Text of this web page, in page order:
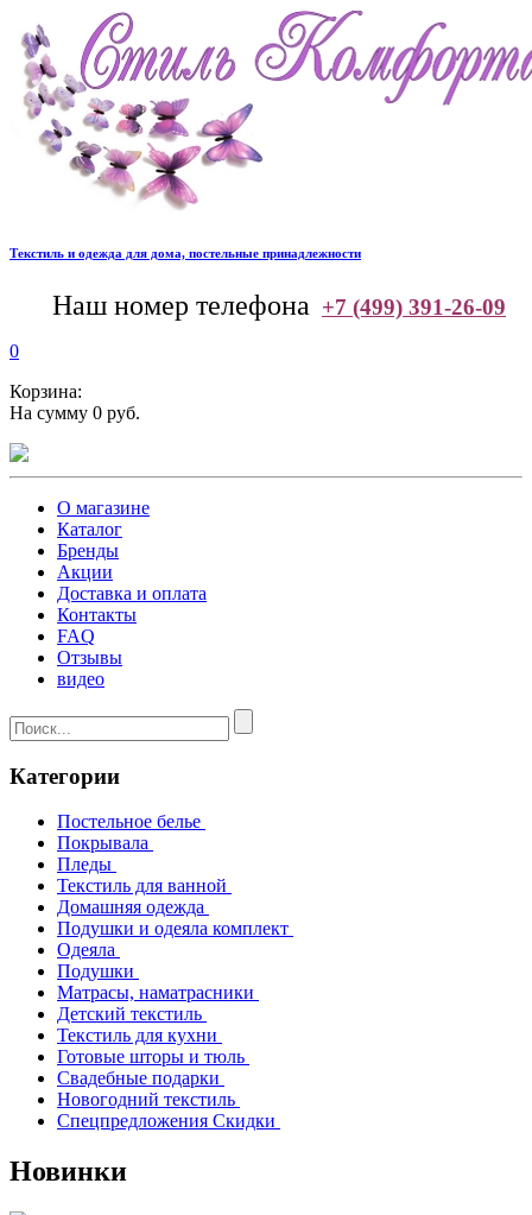
Текстиль и одежда для дома, постельные принадлежности
Наш номер телефона +7 (499) 391-26-09
0
Корзина:
На сумму 0 руб.
О магазине
Каталог
Бренды
Акции
Доставка и оплата
Контакты
FAQ
Отзывы
видео
Категории
Постельное белье
Покрывала
Пледы
Текстиль для ванной
Домашняя одежда
Подушки и одеяла комплект
Одеяла
Подушки
Матрасы, наматрасники
Детский текстиль
Текстиль для кухни
Готовые шторы и тюль
Свадебные подарки
Новогодний текстиль
Спецпредложения Скидки
Новинки